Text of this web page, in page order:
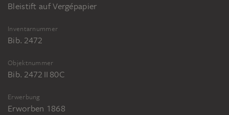
Bleistift auf Vergépapier
Inventarnummer
Bib. 2472
Objektnummer
Bib. 2472 II 80C
Erwerbung
Erworben 1868